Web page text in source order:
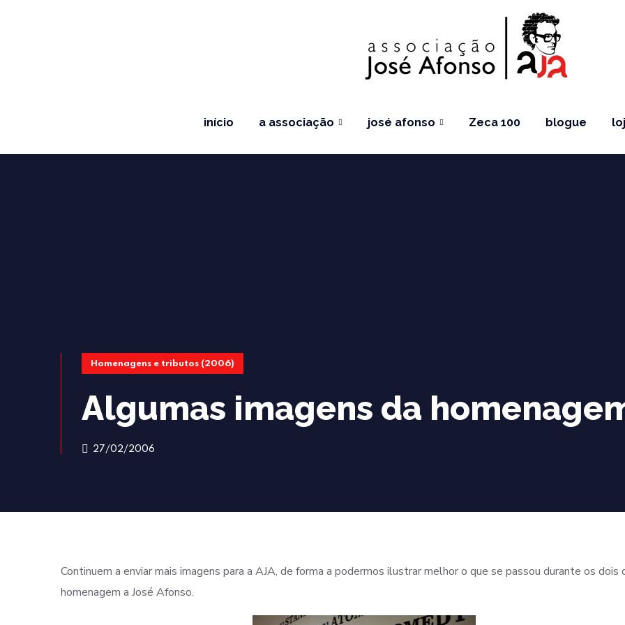
início a associação josé afonso Zeca 100 blogue
Homenagens e tributos (2006)
Algumas imagens da
27/02/2006
Continuem a enviar mais imagens para a AJA, de forma a podermos ilustrar melhor o que se passou durante os dois
homenagem a José Afonso.